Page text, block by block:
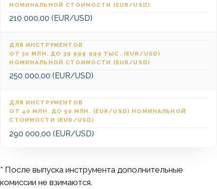
НОМИНАЛЬНОЙ СТОИМОСТИ (EUR/USD)
210 000,00 (EUR/USD)
ДЛЯ ИНСТРУМЕНТОВ
ОТ 30 МЛН. ДО 39 999 999 ТЫС. (EUR/USD)
НОМИНАЛЬНОЙ СТОИМОСТИ (EUR/USD)
250 000,00 (EUR/USD)
ДЛЯ ИНСТРУМЕНТОВ
ОТ 40 МЛН. ДО 50 МЛН. (EUR/USD) НОМИНАЛЬНОЙ
СТОИМОСТИ (EUR/USD)
290 000,00 (EUR/USD)
* После выпуска инструмента дополнительные
комиссии не взимаются.